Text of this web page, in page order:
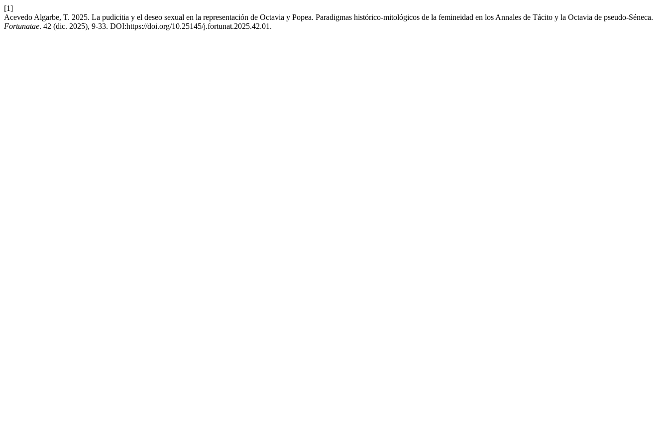
[1]
Acevedo Algarbe, T. 2025. La pudicitia y el deseo sexual en la representación de Octavia y Popea. Paradigmas histórico-mitológicos de la femineidad en los Annales de Tácito y la Octavia de pseudo-Séneca.
Fortunatae. 42 (dic. 2025), 9-33. DOI:https://doi.org/10.25145/j.fortunat.2025.42.01.